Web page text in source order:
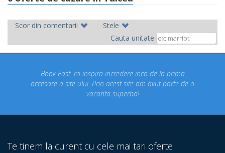
Scor din comentarii
Stele
Cauta unitate
.ro inspira incredere inca de la prima
ului. Prin acest site am avut parte de o
Concediul
un concediu
Te tinem la curent cu cele mai tari oferte